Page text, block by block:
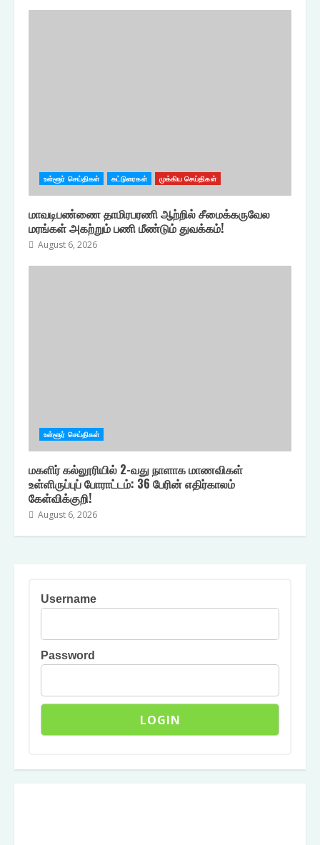
உள்ளூர் செய்திகள் கட்டுரைகள் முக்கிய செய்திகள்
மாவடிபண்ணை தாமிரபரணி ஆற்றில் சீமைக்கருவேல
மரங்கள் அகற்றும் பணி மீண்டும் துவக்கம்!
August 6, 2026
உள்ளூர் செய்திகள்
மகளிர் கல்லூரியில் 2-வது நாளாக மாணவிகள்
உள்ளிருப்புப் போராட்டம்: 36 பேரின் எதிர்காலம்
கேள்விக்குறி!
August 6, 2026
Username
Password